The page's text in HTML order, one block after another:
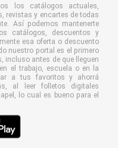
los catálogos actuales,
revistas y encartes de todas
Así podemos mantenerte
catálogos, descuentos y
esa oferta o descuento
nuestro portal es el primero
incluso antes de que lleguen
el trabajo, escuela o en la
a tus favoritos y ahorrá
al leer folletos digitales
lo cual es bueno para el